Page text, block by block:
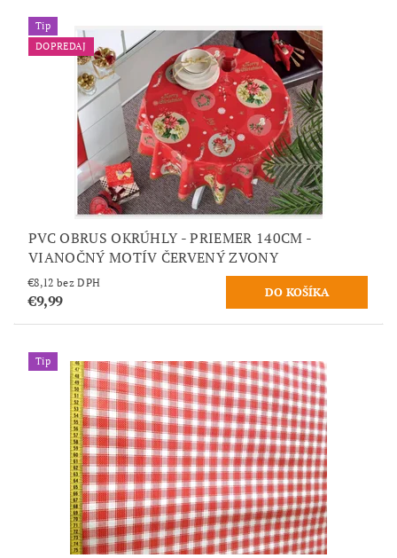
Tip
DOPREDAJ
PVC OBRUS OKRÚHLY - PRIEMER 140CM -
VIANOČNÝ MOTÍV ČERVENÝ ZVONY
€8,12 bez DPH
€9,99
Tip